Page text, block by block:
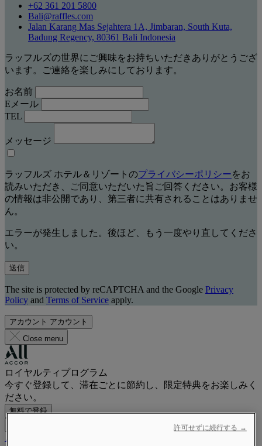
+62 361 201 5800
Bali@raffles.com
Jalan Karang Mas Sejahtera 1A, Jimbaran, South Kuta,
Badung Regency, 80361 Bali Indonesia
ラッフルズの世界にご興味をお持ちいただきありがとうござ
います。ご連絡を楽しみにしております。
お名前
Eメール
TEL
メッセージ
ラッフルズ ホテル＆リゾートのプライバシーポリシーをお
読みいただき、ご同意いただいた旨ご回答ください。お客様
の情報は非公開であり、第三者に共有されることはありませ
ん。
エラーが発生しました。後ほど、もう一度やり直してくださ
い。
送信
The site is protected by reCAPTCHA and the Google Privacy
Policy and Terms of Service apply.
アカウント アカウント
Close menu
ロイヤルティプログラム
今すぐ登録して、滞在ごとに節約し、限定特典をお楽しみく
ださい。
無料で登録
ご予約
許可せずに続行する →